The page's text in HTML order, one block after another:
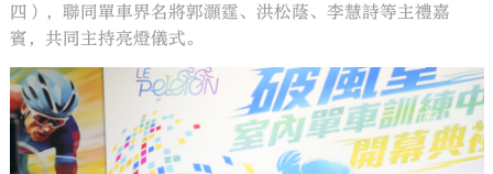
四），聯同單車界名將郭灝霆、洪松蔭、李慧詩等主禮嘉
賓，共同主持亮燈儀式。